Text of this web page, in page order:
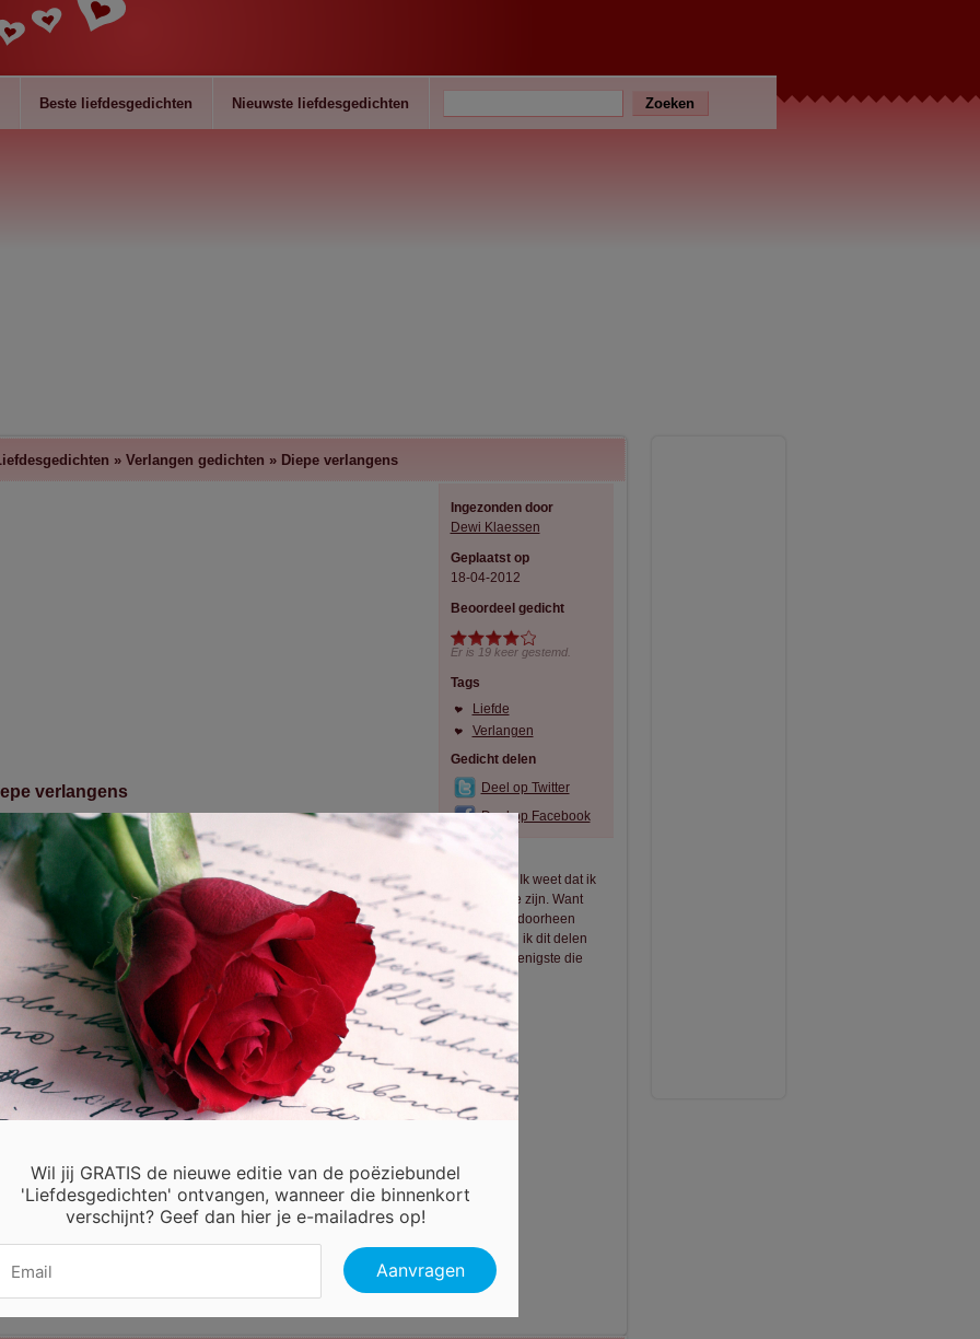
Beste liefdesgedichten Nieuwste liefdesgedichten
» Verlangen gedichten » Diepe verlangens
Ingezonden door
Dewi Klaessen
Geplaatst op
18-04-2012
Beoordeel gedicht
Er is 19keer gestemd.
Tags
Liefde
Verlangen
Gedicht delen
Deel op Twitter
Deel op Facebook
verlangens
mij smelten vanaf het moment dat ik jou zag.
je schitterende ogen en lieve lach.
nooit gedacht dat jij het was.
ik je heb blijf ik naar je verlangen zo diep. Ook al zeggen mensen je bent onbezonnen. Ik weet dat ik
voor mij heb gewonnen. Jou missen doet mij heel erg pijn daarom wil ik voor altijd bij je zijn. Want
verlangens voor jou zijn oneindig en niet te doven zelfs de grootste orkaan zal er niet doorheen
omdat jij en ik voor elkaar zijn gemaakt en jij mijn hart diep hebt geraakt daarom wil ik dit delen
niemand anders mijn hart kan stelen en mijn diepste gevoel kan raken want jij bent de enigste die
in mij kan laten ontwaken
Wil jij GRATIS de nieuwe editie van de poëziebundel
'Liefdesgedichten' ontvangen, wanneer die binnenkort
verschijnt? Geef dan hier je e-mailadres op!